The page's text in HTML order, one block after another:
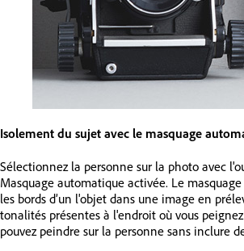
Isolement du sujet avec le masquage
Sélectionnez la personne sur la photo avec
Masquage automatique activée. Le
les bords d’un l'objet dans une image en
tonalités présentes à l'endroit où vous
pouvez peindre sur la personne sans inclure